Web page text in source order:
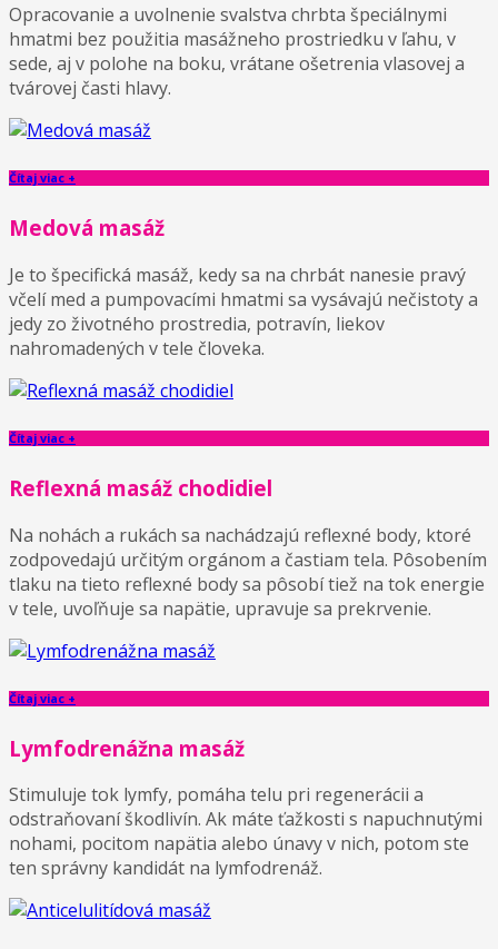
Opracovanie a uvolnenie svalstva chrbta špeciálnymi
hmatmi bez použitia masážneho prostriedku v ľahu, v
sede, aj v polohe na boku, vrátane ošetrenia vlasovej a
tvárovej časti hlavy.
Čítaj viac +
Medová masáž
Je to špecifická masáž, kedy sa na chrbát nanesie pravý
včelí med a pumpovacími hmatmi sa vysávajú nečistoty a
jedy zo životného prostredia, potravín, liekov
nahromadených v tele človeka.
Čítaj viac +
Reflexná masáž chodidiel
Na nohách a rukách sa nachádzajú reflexné body, ktoré
zodpovedajú určitým orgánom a častiam tela. Pôsobením
tlaku na tieto reflexné body sa pôsobí tiež na tok energie
v tele, uvoľňuje sa napätie, upravuje sa prekrvenie.
Čítaj viac +
Lymfodrenážna masáž
Stimuluje tok lymfy, pomáha telu pri regenerácii a
odstraňovaní škodlivín. Ak máte ťažkosti s napuchnutými
nohami, pocitom napätia alebo únavy v nich, potom ste
ten správny kandidát na lymfodrenáž.